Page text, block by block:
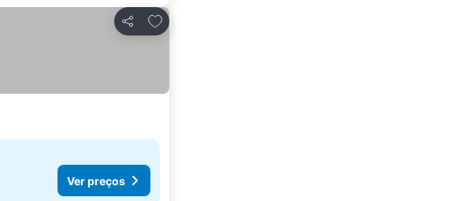
Partilhar
Adicionar aos favoritos
Ver preços